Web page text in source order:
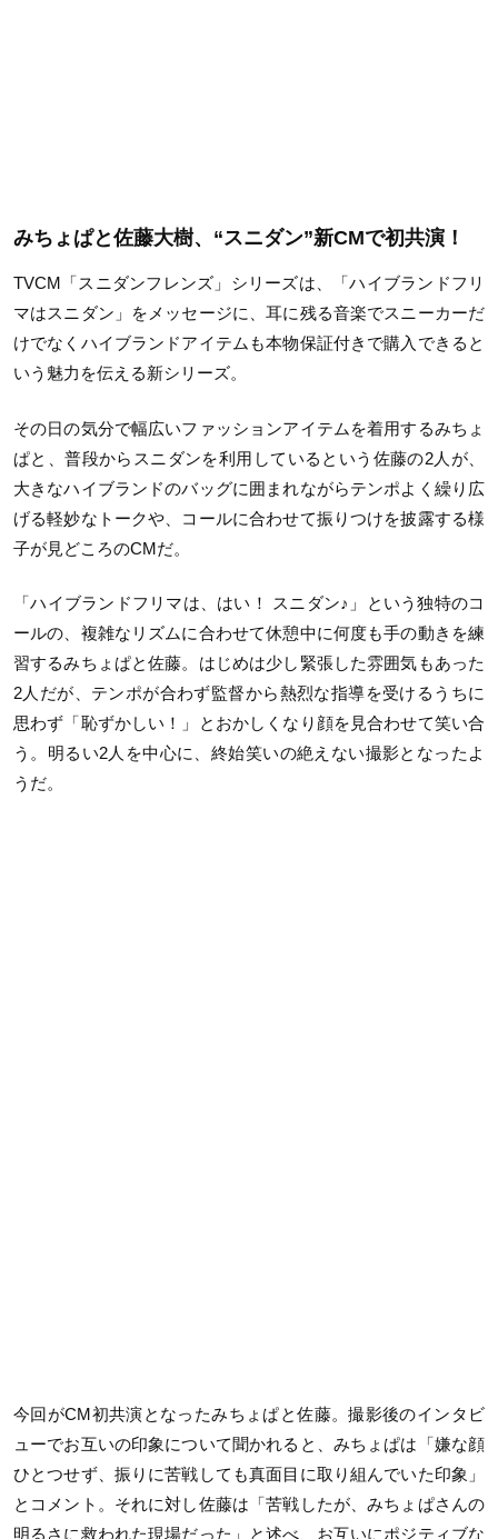
みちょぱと佐藤大樹、“スニダン”新CMで初共演！
TVCM 「スニダンフレンズ」シリーズは、「ハイブランドフリ
マはスニダン」をメッセージに、耳に残る音楽でスニーカーだ
けでなくハイブランドアイテムも本物保証付きで購入できると
いう魅力を伝える新シリーズ。
その日の気分で幅広いファッションアイテムを着用するみちょ
ぱと、普段からスニダンを利用しているという佐藤の2人が、
大きなハイブランドのバッグに囲まれながらテンポよく繰り広
げる軽妙なトークや、コールに合わせて振りつけを披露する様
子が見どころのCMだ。
「ハイブランドフリマは、はい！ スニダン♪ 」という独特のコ
ールの、複雑なリズムに合わせて休憩中に何度も手の動きを練
習するみちょぱと佐藤。はじめは少し緊張した雰囲気もあった
2人だが、テンポが合わず監督から熱烈な指導を受けるうちに
思わず「恥ずかしい！」とおかしくなり顔を見合わせて笑い合
う。明るい2人を中心に、終始笑いの絶えない撮影となったよ
うだ。
今回がCM初共演となったみちょぱと佐藤。撮影後のインタビ
ューでお互いの印象について聞かれると、みちょぱは「嫌な顔
ひとつせず、振りに苦戦しても真面目に取り組んでいた印象」
とコメント。それに対し佐藤は「苦戦したが、みちょぱさんの
明るさに救われた現場だった」と述べ、お互いにポジティブな